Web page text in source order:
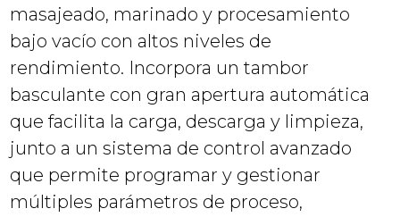
masajeado, marinado y procesamiento
bajo vacío con altos niveles de
rendimiento. Incorpora un tambor
basculante con gran apertura automática
que facilita la carga, descarga y limpieza,
junto a un sistema de control avanzado
que permite programar y gestionar
múltiples parámetros de proceso,